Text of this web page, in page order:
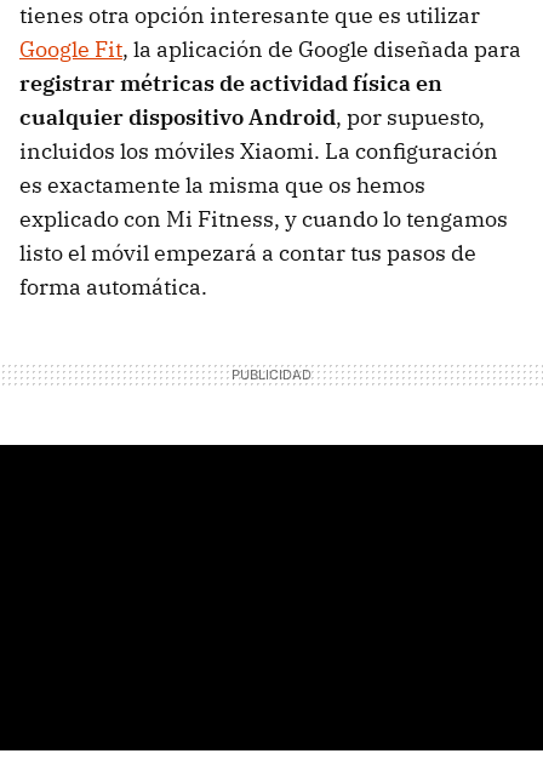
tienes otra opción interesante que es utilizar
Google Fit, la aplicación de Google diseñada para
registrar métricas de actividad física en
cualquier dispositivo Android, por supuesto,
incluidos los móviles Xiaomi. La configuración
es exactamente la misma que os hemos
explicado con Mi Fitness, y cuando lo tengamos
listo el móvil empezará a contar tus pasos de
forma automática.